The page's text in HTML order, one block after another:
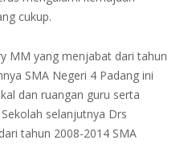
cukup.
MM yang menjabat dari tahun
SMA Negeri 4 Padang ini
dan ruangan guru serta
selanjutnya Drs
tahun 2008-2014 SMA